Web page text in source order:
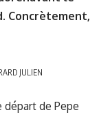
Concrètement,
JULIEN
départ de Pepe